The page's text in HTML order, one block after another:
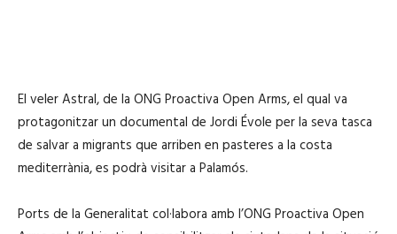
El veler Astral, de la ONG Proactiva Open Arms, el qual va
protagonitzar un documental de Jordi Évole per la seva tasca
de salvar a migrants que arriben en pasteres a la costa
mediterrània, es podrà visitar a Palamós.
Ports de la Generalitat col·labora amb l’ONG Proactiva Open